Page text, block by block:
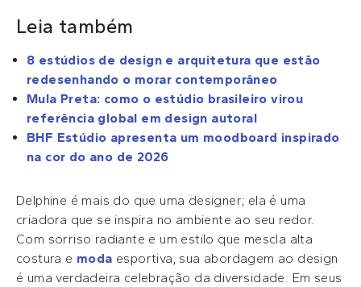
Leia também
8 estúdios de design e arquitetura que estão
redesenhando o morar contemporâneo
Mula Preta: como o estúdio brasileiro virou
referência global em design autoral
BHF Estúdio apresenta um moodboard inspirado
na cor do ano de 2026
Delphine é mais do que uma designer; ela é uma
criadora que se inspira no ambiente ao seu redor.
Com sorriso radiante e um estilo que mescla alta
costura e moda esportiva, sua abordagem ao design
é uma verdadeira celebração da diversidade. Em seus